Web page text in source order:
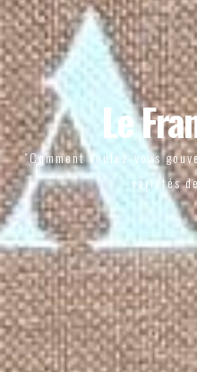
Le
"Comment voulez-vous
variétés